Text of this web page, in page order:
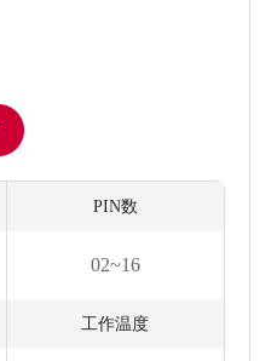
PIN数
02~16
工作温度